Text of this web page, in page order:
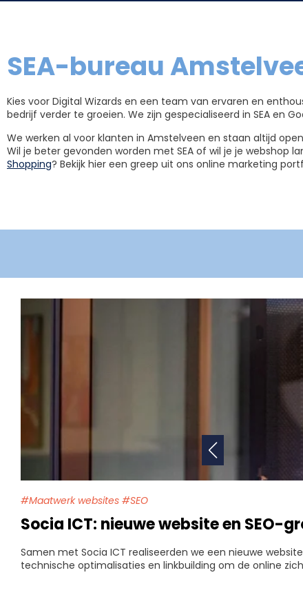
SEA-bureau
Kies voor Digital Wizards en een team van ervaren en
bedrijf verder te groeien. We zijn gespecialiseerd in SEA en
We werken al voor klanten in Amstelveen en staan altijd
Wil je beter gevonden worden met SEA of wil je je webshop
Shopping? Bekijk hier een greep uit ons online marketing
#Maatwerk websites #SEO
Socia ICT: nieuwe website en SEO-
Samen met Socia ICT realiseerden we een nieuwe
technische optimalisaties en linkbuilding om de online